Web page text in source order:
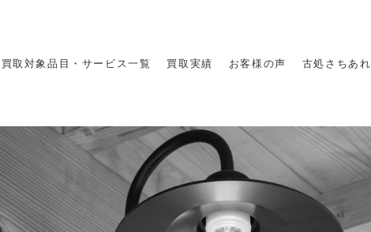
買取対象品目・サービス一覧 買取実績 お客様の声 古処さちあれ